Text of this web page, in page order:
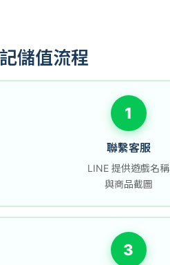
儲值流程
1
聯繫客服
LINE 提供遊戲名稱
與商品截圖
3